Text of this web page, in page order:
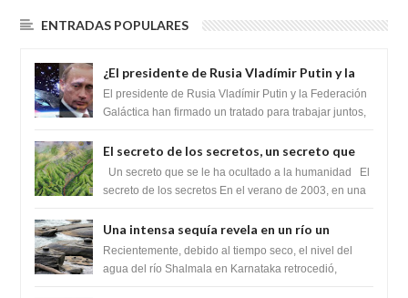
ENTRADAS POPULARES
¿El presidente de Rusia Vladímir Putin y la
Federación Galactica han firmado un
tratado para acabar con los Sionistas?
El presidente de Rusia Vladímir Putin y la Federación
Galáctica han firmado un tratado para trabajar juntos,
El secreto de los secretos, un secreto que
cambiaría por completo el destino de la
humanidad
Un secreto que se le ha ocultado a la humanidad El
secreto de los secretos En el verano de 2003, en una
Una intensa sequía revela en un río un
impresionante hallazgo de miles de Shiva
Lingas
Recientemente, debido al tiempo seco, el nivel del
agua del río Shalmala en Karnataka retrocedió,